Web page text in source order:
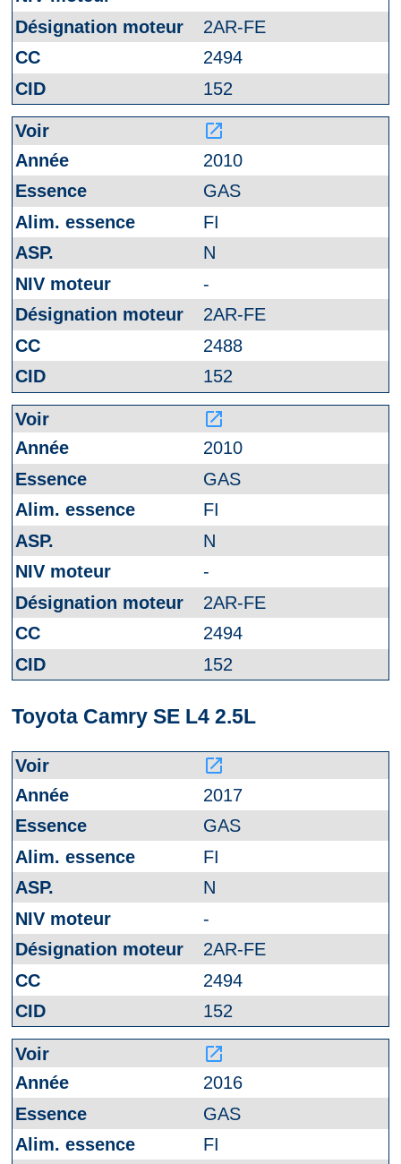
2AR-FE
2494
152
launch
2010
GAS
FI
N
-
2AR-FE
2488
152
launch
2010
GAS
FI
N
-
2AR-FE
2494
152
Toyota Camry SE L4 2.5L
launch
2017
GAS
FI
N
-
2AR-FE
2494
152
launch
2016
GAS
FI